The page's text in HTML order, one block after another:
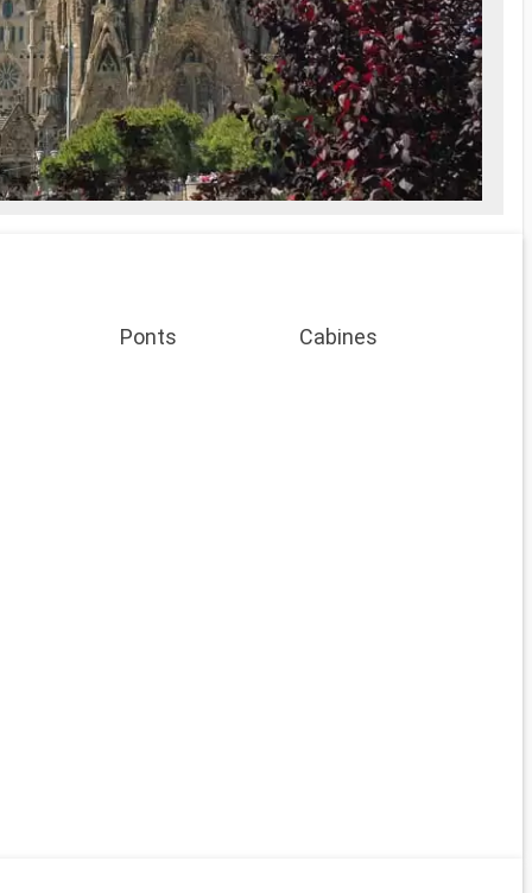
Ponts Cabines